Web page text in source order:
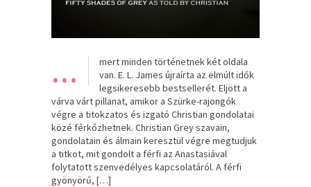
…
mert minden történetnek két oldala
van. E. L. James újraírta az elmúlt idők
legsikeresebb bestsellerét. Eljött a
várva várt pillanat, amikor a Szürke-rajongók
végre a titokzatos és izgató Christian gondolatai
közé férkőzhetnek. Christian Grey szavain,
gondolatain és álmain keresztül végre megtudjuk
a titkot, mit gondolt a férfi az Anastasiával
folytatott szenvedélyes kapcsolatáról. A férfi
gyönyörű, […]